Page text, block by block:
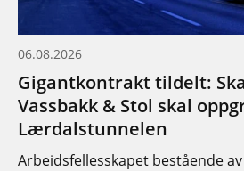
06.08.2026
Gigantkontrakt tildelt:
Vassbakk & Stol skal
Lærdalstunnelen
Arbeidsfellesskapet bestående